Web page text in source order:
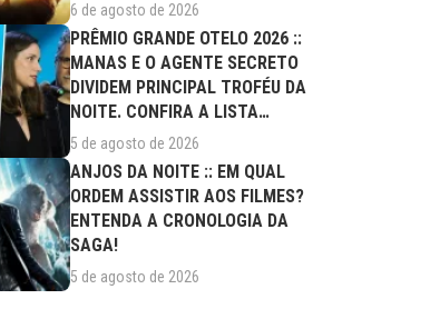
6 de agosto de 2026
PRÊMIO GRANDE OTELO 2026 ::
MANAS E O AGENTE SECRETO
DIVIDEM PRINCIPAL TROFÉU DA
NOITE. CONFIRA A LISTA
COMPLETA DE...
5 de agosto de 2026
ANJOS DA NOITE :: EM QUAL
ORDEM ASSISTIR AOS FILMES?
ENTENDA A CRONOLOGIA DA
SAGA!
5 de agosto de 2026